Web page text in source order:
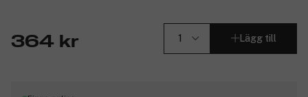
364 kr Lägg till